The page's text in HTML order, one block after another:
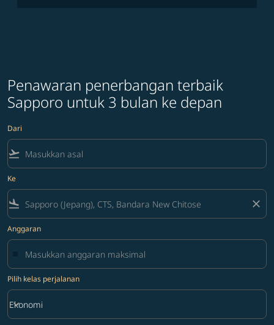
Penawaran penerbangan terbaik
Sapporo untuk 3 bulan ke depan
Dari
flight_takeoff
Ke
flight_land close
Anggaran
Pilih kelas perjalanan
Pilih kelas perjalanan option Ekonomi Selected
Ekonomi
keyboard_arrow_down